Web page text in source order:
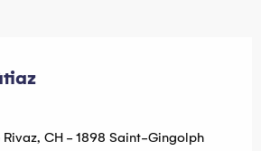
CH - 1898 Saint-Gingolph